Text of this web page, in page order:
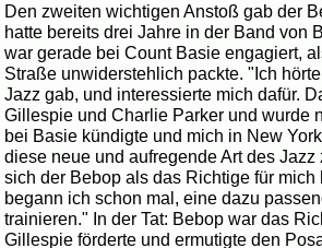
Den zweiten wichtigen Anstoß gab der
hatte bereits drei Jahre in der Band von
war gerade bei Count Basie engagiert,
Straße unwiderstehlich packte. "Ich
Jazz gab, und interessierte mich dafür.
Gillespie und Charlie Parker und wurde
bei Basie kündigte und mich in New
diese neue und aufregende Art des
sich der Bebop als das Richtige für
begann ich schon mal, eine dazu
trainieren." In der Tat: Bebop war das
Gillespie förderte und ermutigte den